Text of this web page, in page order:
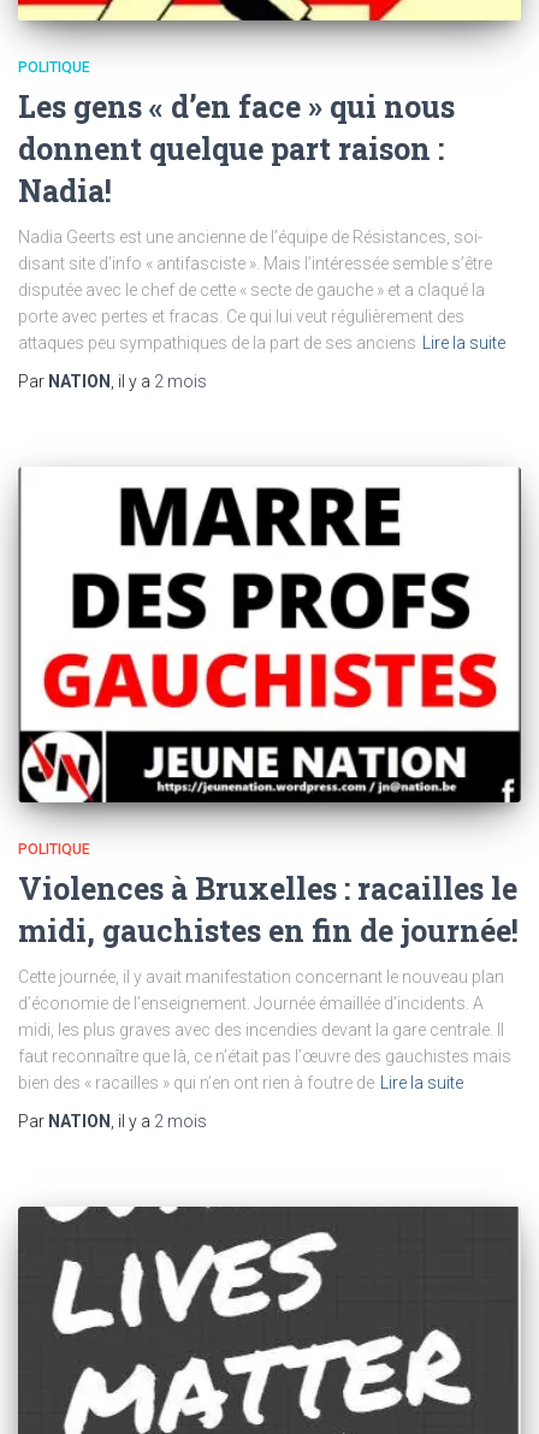
POLITIQUE
Les gens « d’en face » qui nous
donnent quelque part raison :
Nadia!
Nadia Geerts est une ancienne de l’équipe de Résistances, soi-
disant site d’info « antifasciste ». Mais l’intéressée semble s’être
disputée avec le chef de cette « secte de gauche » et a claqué la
porte avec pertes et fracas. Ce qui lui veut régulièrement des
attaques peu sympathiques de la part de ses anciens
Lire la suite
Par NATION , il y a 2 mois
POLITIQUE
Violences à Bruxelles : racailles le
midi, gauchistes en fin de journée!
Cette journée, il y avait manifestation concernant le nouveau plan
d’économie de l’enseignement. Journée émaillée d’incidents. A
midi, les plus graves avec des incendies devant la gare centrale. Il
faut reconnaître que là, ce n’était pas l’œuvre des gauchistes mais
bien des « racailles » qui n’en ont rien à foutre de
Lire la suite
Par NATION , il y a 2 mois